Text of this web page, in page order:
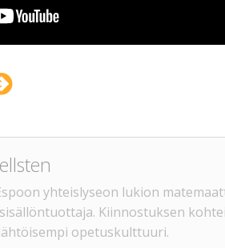
yhteislyseon lukion
sisällöntuottaja. Kiinnostuksen
opetuskulttuuri.